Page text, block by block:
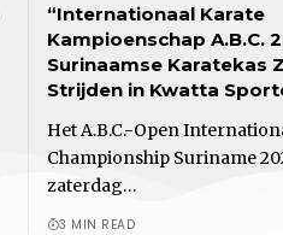
“Internationaal Karate
Kampioenschap A.B.C.
Surinaamse Karatekas
Strijden in Kwatta
Het A.B.C.-Open
Championship Suriname
zaterdag…
3 MIN READ